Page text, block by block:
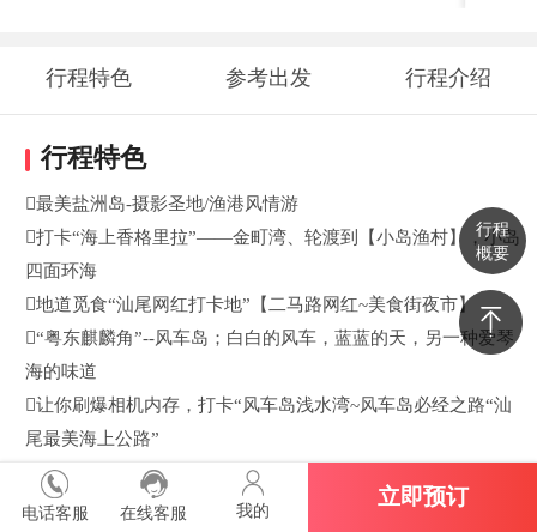
行程
概要
电话客服 在线客服 我的
立即预订
行程特色 参考出发 行程介绍
行程特色
最美盐洲岛-摄影圣地/渔港风情游
打卡“海上香格里拉”——金町湾、轮渡到【小岛渔村】，小岛
四面环海
地道觅食“汕尾网红打卡地”【二马路网红~美食街夜市】
“粤东麒麟角”--风车岛；白白的风车，蓝蓝的天，另一种爱琴
海的味道
让你刷爆相机内存，打卡“风车岛浅水湾~风车岛必经之路“汕
尾最美海上公路”
汕尾红海湾，网红碉楼；风光旖旎 碧波万顷 天水一色